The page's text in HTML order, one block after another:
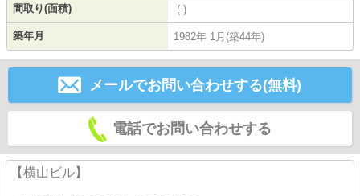
間取り(面積) -(-)
築年月 1982年 1月(築44年)
メールでお問い合わせする(無料)
電話でお問い合わせする
【横山ビル】